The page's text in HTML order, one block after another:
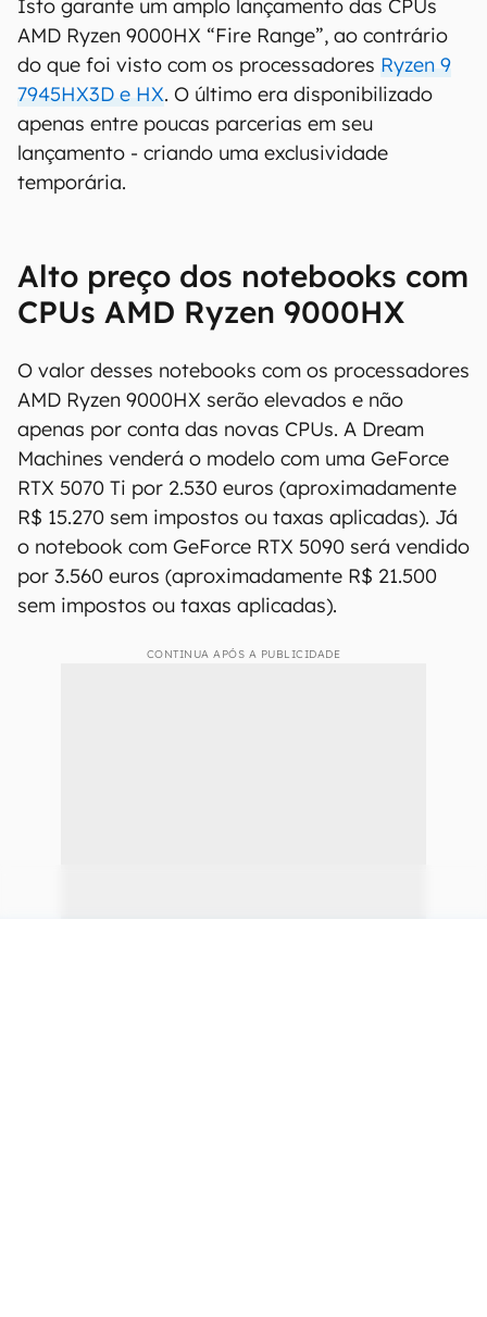
Isto garante um amplo lançamento das CPUs
AMD Ryzen 9000HX “Fire Range”, ao contrário
do que foi visto com os processadores Ryzen 9
7945HX3D e HX. O último era disponibilizado
apenas entre poucas parcerias em seu
lançamento - criando uma exclusividade
temporária.
Alto preço dos notebooks com
CPUs AMD Ryzen 9000HX
O valor desses notebooks com os processadores
AMD Ryzen 9000HX serão elevados e não
apenas por conta das novas CPUs. A Dream
Machines venderá o modelo com uma GeForce
RTX 5070 Ti por 2.530 euros (aproximadamente
R$ 15.270 sem impostos ou taxas aplicadas). Já
o notebook com GeForce RTX 5090 será vendido
por 3.560 euros (aproximadamente R$ 21.500
sem impostos ou taxas aplicadas).
CONTINUA APÓS A PUBLICIDADE